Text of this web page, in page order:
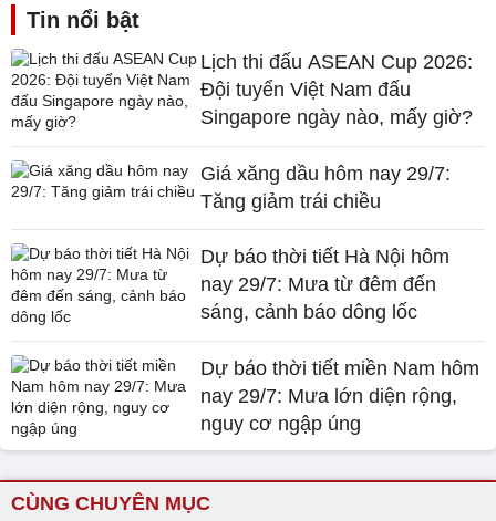
Tin nổi bật
Lịch thi đấu ASEAN Cup 2026:
Đội tuyển Việt Nam đấu
Singapore ngày nào, mấy giờ?
Giá xăng dầu hôm nay 29/7:
Tăng giảm trái chiều
Dự báo thời tiết Hà Nội hôm
nay 29/7: Mưa từ đêm đến
sáng, cảnh báo dông lốc
Dự báo thời tiết miền Nam hôm
nay 29/7: Mưa lớn diện rộng,
nguy cơ ngập úng
CÙNG CHUYÊN MỤC